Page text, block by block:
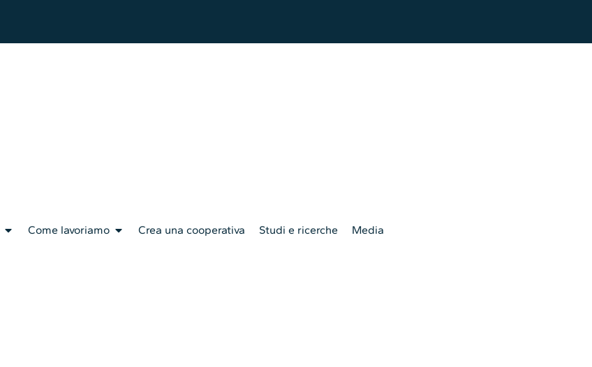
Come lavoriamo Crea una cooperativa Studi e ricerche Media